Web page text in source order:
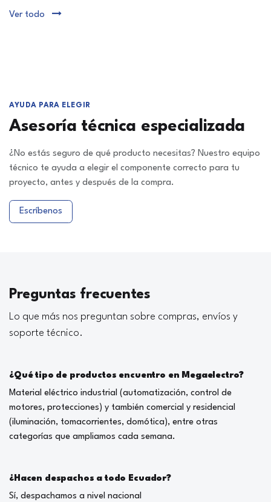
Ver todo
AYUDA PARA ELEGIR
Asesoría técnica especializada
¿No estás seguro de qué producto necesitas? Nuestro equipo
técnico te ayuda a elegir el componente correcto para tu
proyecto, antes y después de la compra.
Escríbenos
Preguntas frecuentes
Lo que más nos preguntan sobre compras, envíos y
soporte técnico.
¿Qué tipo de productos encuentro en Megaelectro?
Material eléctrico industrial (automatización, control de
motores, protecciones) y también comercial y residencial
(iluminación, tomacorrientes, domótica), entre otras
categorías que ampliamos cada semana.
¿Hacen despachos a todo Ecuador?
Sí, despachamos a nivel nacional